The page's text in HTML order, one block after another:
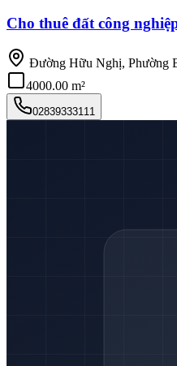
Cho thuê đất công
Đường Hữu Nghị, Phường
4000.00 m²
02839333111